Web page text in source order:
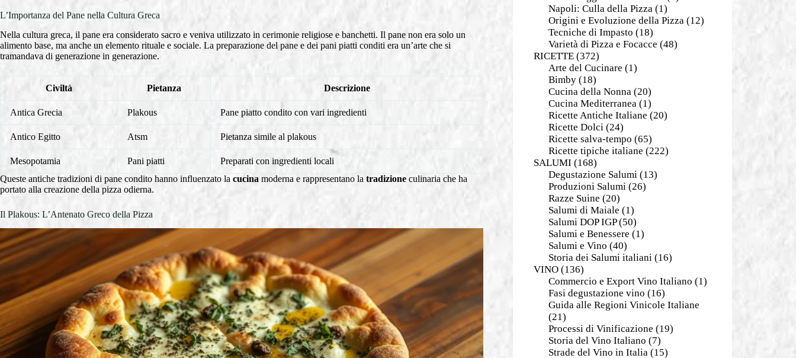
L’Importanza del Pane nella Cultura Greca
Nella cultura greca, il pane era considerato sacro e veniva utilizzato in cerimonie religiose e banchetti. Il pane non era solo un
alimento base, ma anche un elemento rituale e sociale. La preparazione del pane e dei pani piatti conditi era un’arte che si
tramandava di generazione in generazione.
Civiltà Pietanza Descrizione
Antica Grecia Plakous Pane piatto condito con vari ingredienti
Antico Egitto Atsm Pietanza simile al plakous
Mesopotamia Pani piatti
Preparati con ingredienti locali
Queste antiche tradizioni di pane condito hanno influenzato la cucina moderna e rappresentano la tradizione culinaria che ha
portato alla creazione della pizza odierna.
Il Plakous: L’Antenato Greco della Pizza
Napoli: Culla della Pizza (1)
Origini e Evoluzione della Pizza (12)
Tecniche di Impasto (18)
Varietà di Pizza e Focacce (48)
RICETTE(372)
Arte del Cucinare (1)
Bimby(18)
Cucina della Nonna (20)
Cucina Mediterranea (1)
Ricette Antiche Italiane (20)
Ricette Dolci (24)
Ricette salva-tempo (65)
Ricette tipiche italiane (222)
SALUMI (168)
Degustazione Salumi (13)
Produzioni Salumi (26)
Razze Suine (20)
Salumi di Maiale (1)
Salumi DOP IGP(50)
Salumi e Benessere (1)
Salumi e Vino (40)
Storia dei Salumi italiani (16)
VINO(136)
Commercio e Export Vino Italiano (1)
Fasi degustazione vino (16)
Guida alle Regioni Vinicole Italiane
(21)
Processi di Vinificazione (19)
Storia del Vino Italiano (7)
Strade del Vino in Italia (15)